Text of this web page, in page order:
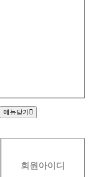
메뉴닫기
회
회원아이디